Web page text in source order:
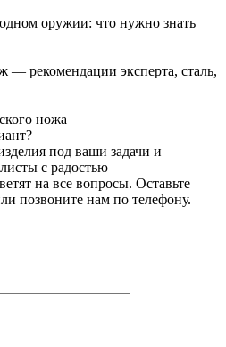
оружии: что нужно знать
— рекомендации эксперта, сталь,
ножа
под ваши задачи и
с радостью
на все вопросы. Оставьте
позвоните нам по телефону.